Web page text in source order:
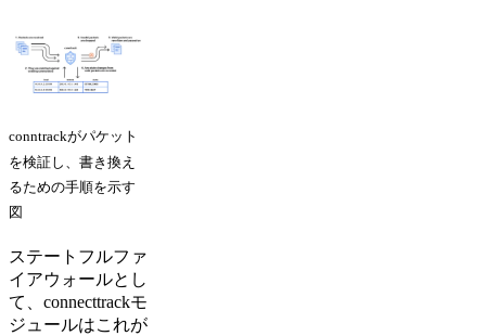
conntrackがパケット
を検証し、書き換え
るための手順を示す
図
ステートフルファ
イアウォールとし
て、connecttrackモ
ジュールはこれが